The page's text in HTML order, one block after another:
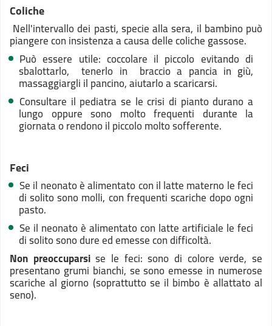
Coliche
Nell'intervallo dei pasti, specie alla sera, il bambino può
piangere con insistenza a causa delle coliche gassose.
Può essere utile: coccolare il piccolo evitando di
sbalottarlo, tenerlo in braccio a pancia in giù,
massaggiargli il pancino, aiutarlo a scaricarsi.
Consultare il pediatra se le crisi di pianto durano a
lungo oppure sono molto frequenti durante la
giornata o rendono il piccolo molto sofferente.
Feci
Se il neonato è alimentato con il latte materno le feci
di solito sono molli, con frequenti scariche dopo ogni
pasto.
Se il neonato è alimentato con latte artificiale le feci
di solito sono dure ed emesse con difficoltà.
Non preoccuparsise le feci: sono di colore verde, se
presentano grumi bianchi, se sono emesse in numerose
scariche al giorno (soprattutto se il bimbo è allattato al
seno).